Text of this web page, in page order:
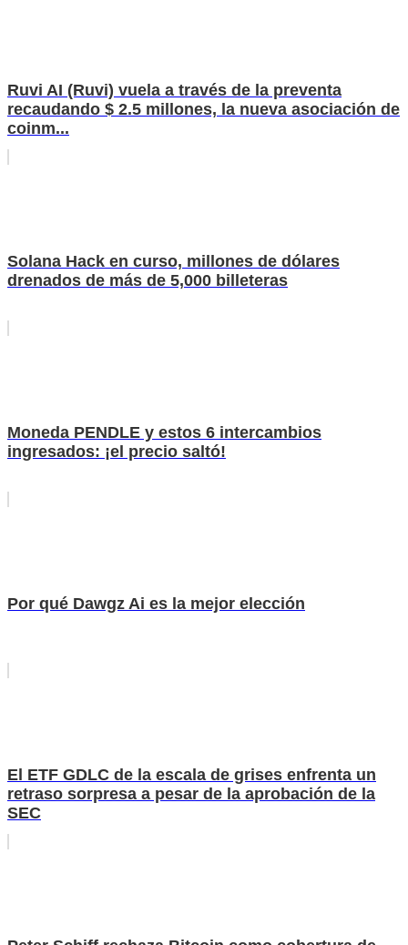
Ruvi AI (Ruvi) vuela a través de la preventa
recaudando $ 2.5 millones, la nueva asociación de
coinm...
Solana Hack en curso, millones de dólares
drenados de más de 5,000 billeteras
Moneda PENDLE y estos 6 intercambios
ingresados: ¡el precio saltó!
Por qué Dawgz Ai es la mejor elección
El ETF GDLC de la escala de grises enfrenta un
retraso sorpresa a pesar de la aprobación de la
SEC